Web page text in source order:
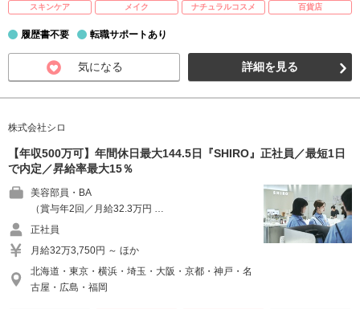
スキンケア
メイク ナチュラルコスメ 百貨店
履歴書不要 転職サポートあり
気になる 詳細を見る
株式会社シロ
【年収500万可】年間休日最大144.5日『SHIRO』正社員／最短1日
で内定／昇給率最大15％
美容部員・BA
（賞与年2回／月給32.3万円 …
正社員
月給32万3,750円 ～ ほか
北海道・東京・横浜・埼玉・大阪・京都・神戸・名
古屋・広島・福岡